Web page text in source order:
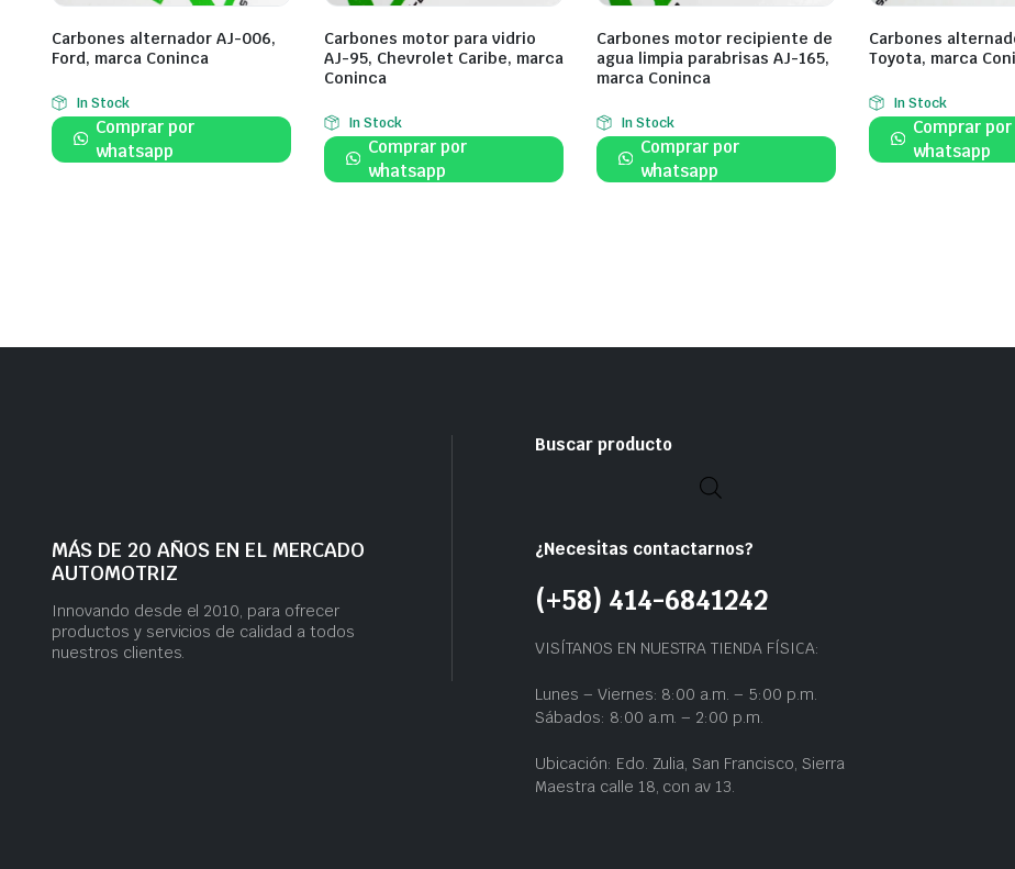
Carbones alternador AJ-006,
Ford, marca Coninca
In Stock
Comprar por
whatsapp
Carbones motor para vidrio
AJ-95, Chevrolet Caribe, marca
Coninca
In Stock
Comprar por
whatsapp
Carbones motor recipiente de
agua limpia parabrisas AJ-165,
marca Coninca
In Stock
Comprar por
whatsapp
Carbones
Toyota, marca
In Stock
Comprar por
whatsapp
MÁS DE 20 AÑOS EN EL MERCADO
AUTOMOTRIZ
Innovando desde el 2010, para ofrecer
productos y servicios de calidad a todos
nuestros clientes.
Buscar producto
¿Necesitas contactarnos?
(+58) 414-6841242
VISÍTANOS EN NUESTRA TIENDA FÍSICA:
Lunes – Viernes: 8:00 a.m. – 5:00 p.m.
Sábados: 8:00 a.m. – 2:00 p.m.
Ubicación: Edo. Zulia, San Francisco, Sierra
Maestra calle 18, con av 13.